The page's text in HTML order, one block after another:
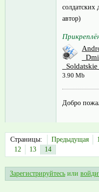
автор)
3.90 Mb
Добро
Страницы: Предыдущая
12
13 14
Зарегистрируйтесь или